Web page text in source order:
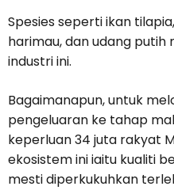
Spesies seperti ikan
harimau, dan udang
industri ini.
Bagaimanapun, untuk
pengeluaran ke tahap
keperluan 34 juta rakyat
ekosistem ini iaitu kualiti
mesti diperkukuhkan